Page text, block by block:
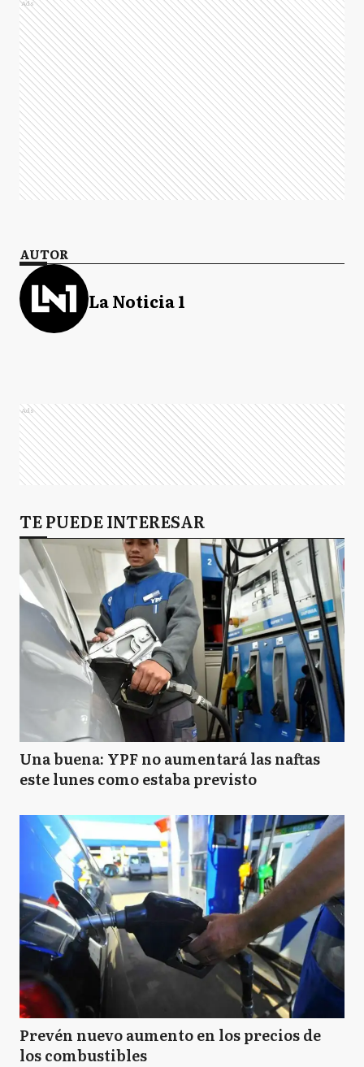
Ads
AUTOR
La Noticia 1
Ads
TE PUEDE INTERESAR
Una buena: YPF no aumentará las naftas
este lunes como estaba previsto
Prevén nuevo aumento en los precios de
los combustibles